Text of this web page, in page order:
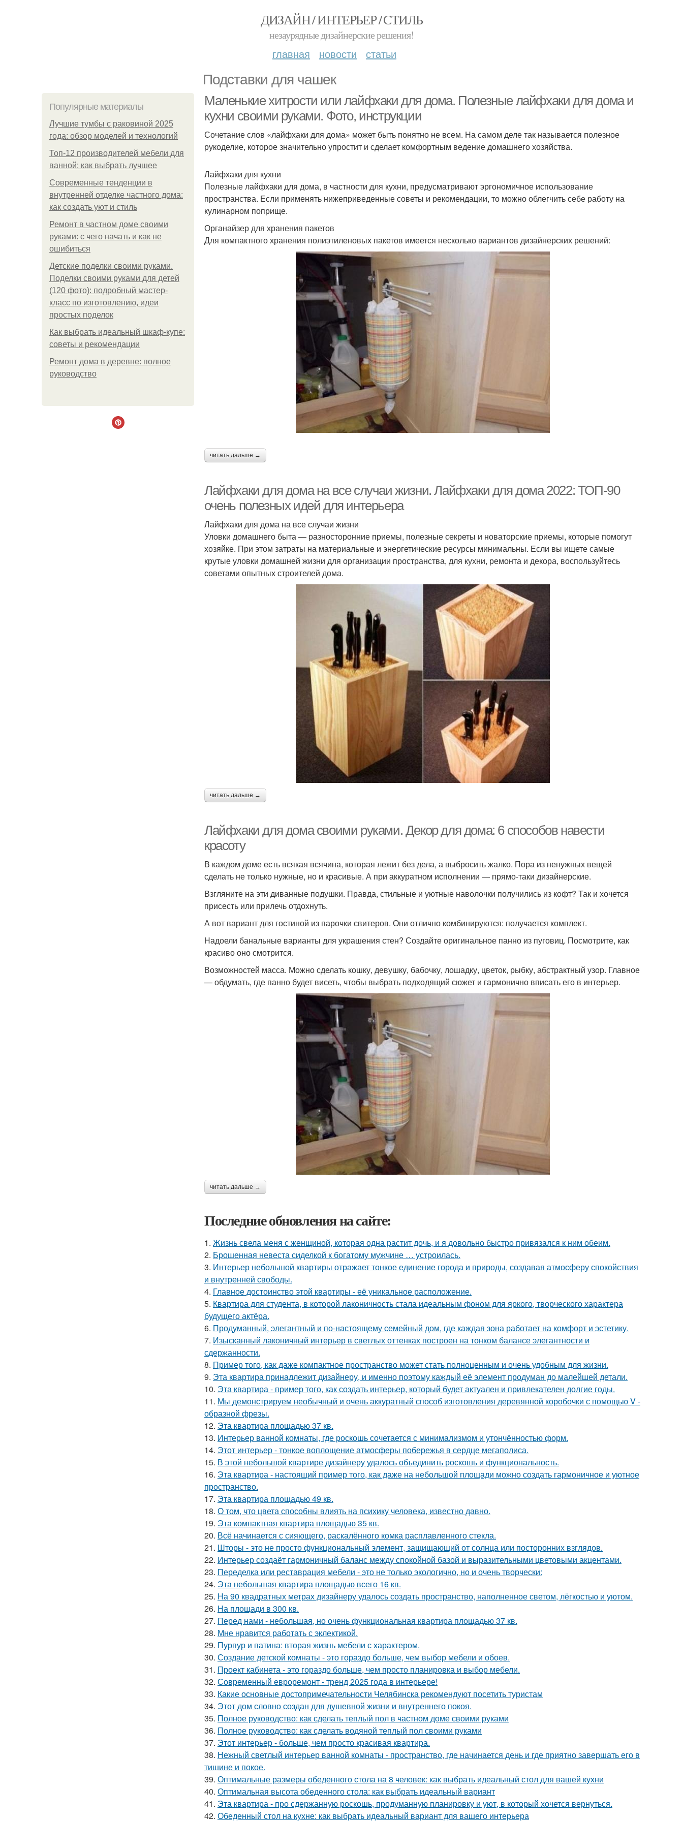
ДИЗАЙН / ИНТЕРЬЕР / СТИЛЬ
незаурядные дизайнерские решения!
главная новости статьи
Подставки для чашек
Популярные материалы
Лучшие тумбы с раковиной 2025
года: обзор моделей и технологий
Топ-12 производителей мебели для
ванной: как выбрать лучшее
Современные тенденции в
внутренней отделке частного дома:
как создать уют и стиль
Ремонт в частном доме своими
руками: с чего начать и как не
ошибиться
Детские поделки своими руками.
Поделки своими руками для детей
(120 фото): подробный мастер-
класс по изготовлению, идеи
простых поделок
Как выбрать идеальный шкаф-купе:
советы и рекомендации
Ремонт дома в деревне: полное
руководство
Маленькие хитрости или лайфхаки для дома. Полезные лайфхаки для дома и
кухни своими руками. Фото, инструкции
Сочетание слов «лайфхаки для дома» может быть понятно не всем. На самом деле так называется полезное
рукоделие, которое значительно упростит и сделает комфортным ведение домашнего хозяйства.
Лайфхаки для кухни
Полезные лайфхаки для дома, в частности для кухни, предусматривают эргономичное использование
пространства. Если применять нижеприведенные советы и рекомендации, то можно облегчить себе работу на
кулинарном поприще.
Органайзер для хранения пакетов
Для компактного хранения полиэтиленовых пакетов имеется несколько вариантов дизайнерских решений:
читать дальше →
Лайфхаки для дома на все случаи жизни. Лайфхаки для дома 2022: ТОП-90
очень полезных идей для интерьера
Лайфхаки для дома на все случаи жизни
Уловки домашнего быта — разносторонние приемы, полезные секреты и новаторские приемы, которые помогут
хозяйке. При этом затраты на материальные и энергетические ресурсы минимальны. Если вы ищете самые
крутые уловки домашней жизни для организации пространства, для кухни, ремонта и декора, воспользуйтесь
советами опытных строителей дома.
читать дальше →
Лайфхаки для дома своими руками. Декор для дома: 6 способов навести
красоту
В каждом доме есть всякая всячина, которая лежит без дела, а выбросить жалко. Пора из ненужных вещей
сделать не только нужные, но и красивые. А при аккуратном исполнении — прямо-таки дизайнерские.
Взгляните на эти диванные подушки. Правда, стильные и уютные наволочки получились из кофт? Так и хочется
присесть или прилечь отдохнуть.
А вот вариант для гостиной из парочки свитеров. Они отлично комбинируются: получается комплект.
Надоели банальные варианты для украшения стен? Создайте оригинальное панно из пуговиц. Посмотрите, как
красиво оно смотрится.
Возможностей масса. Можно сделать кошку, девушку, бабочку, лошадку, цветок, рыбку, абстрактный узор. Главное
— обдумать, где панно будет висеть, чтобы выбрать подходящий сюжет и гармонично вписать его в интерьер.
читать дальше →
Последние обновления на сайте:
1. Жизнь свела меня с женщиной, которая одна растит дочь, и я довольно быстро привязался к ним обеим.
2. Брошенная невеста сиделкой к богатому мужчине … устроилась.
3. Интерьер небольшой квартиры отражает тонкое единение города и природы, создавая атмосферу спокойствия
и внутренней свободы.
4. Главное достоинство этой квартиры - её уникальное расположение.
5. Квартира для студента, в которой лаконичность стала идеальным фоном для яркого, творческого характера
будущего актёра.
6. Продуманный, элегантный и по-настоящему семейный дом, где каждая зона работает на комфорт и эстетику.
7. Изысканный лаконичный интерьер в светлых оттенках построен на тонком балансе элегантности и
сдержанности.
8. Пример того, как даже компактное пространство может стать полноценным и очень удобным для жизни.
9. Эта квартира принадлежит дизайнеру, и именно поэтому каждый её элемент продуман до малейшей детали.
10. Эта квартира - пример того, как создать интерьер, который будет актуален и привлекателен долгие годы.
11. Мы демонстрируем необычный и очень аккуратный способ изготовления деревянной коробочки с помощью V -
образной фрезы.
12. Эта квартира площадью 37 кв.
13. Интерьер ванной комнаты, где роскошь сочетается с минимализмом и утончённостью форм.
14. Этот интерьер - тонкое воплощение атмосферы побережья в сердце мегаполиса.
15. В этой небольшой квартире дизайнеру удалось объединить роскошь и функциональность.
16. Эта квартира - настоящий пример того, как даже на небольшой площади можно создать гармоничное и уютное
пространство.
17. Эта квартира площадью 49 кв.
18. О том, что цвета способны влиять на психику человека, известно давно.
19. Эта компактная квартира площадью 35 кв.
20. Всё начинается с сияющего, раскалённого комка расплавленного стекла.
21. Шторы - это не просто функциональный элемент, защищающий от солнца или посторонних взглядов.
22. Интерьер создаёт гармоничный баланс между спокойной базой и выразительными цветовыми акцентами.
23. Переделка или реставрация мебели - это не только экологично, но и очень творчески:
24. Эта небольшая квартира площадью всего 16 кв.
25. На 90 квадратных метрах дизайнеру удалось создать пространство, наполненное светом, лёгкостью и уютом.
26. На площади в 300 кв.
27. Перед нами - небольшая, но очень функциональная квартира площадью 37 кв.
28. Мне нравится работать с эклектикой.
29. Пурпур и патина: вторая жизнь мебели с характером.
30. Создание детской комнаты - это гораздо больше, чем выбор мебели и обоев.
31. Проект кабинета - это гораздо больше, чем просто планировка и выбор мебели.
32. Современный евроремонт - тренд 2025 года в интерьере!
33. Какие основные достопримечательности Челябинска рекомендуют посетить туристам
34. Этот дом словно создан для душевной жизни и внутреннего покоя.
35. Полное руководство: как сделать теплый пол в частном доме своими руками
36. Полное руководство: как сделать водяной теплый пол своими руками
37. Этот интерьер - больше, чем просто красивая квартира.
38. Нежный светлый интерьер ванной комнаты - пространство, где начинается день и где приятно завершать его в
тишине и покое.
39. Оптимальные размеры обеденного стола на 8 человек: как выбрать идеальный стол для вашей кухни
40. Оптимальная высота обеденного стола: как выбрать идеальный вариант
41. Эта квартира - про сдержанную роскошь, продуманную планировку и уют, в который хочется вернуться.
42. Обеденный стол на кухне: как выбрать идеальный вариант для вашего интерьера